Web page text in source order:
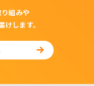
組みや
します。